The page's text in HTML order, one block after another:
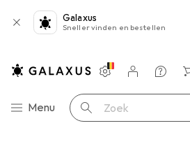
Galaxus
Sneller vinden en bestellen
Categorie navigatie
Menu Zoek op
Instellingen
Klantenaccount
Produktvergelijking
Verlanglijstje
Winkelmandje